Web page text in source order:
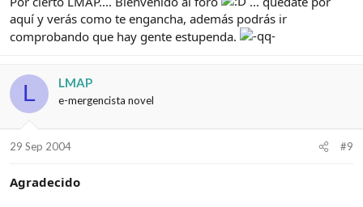
aquí y verás como te engancha, además podrás ir
comprobando que hay gente estupenda.
L LMAP
e-mergencista novel
29 Sep 2004 #9
Agradecido